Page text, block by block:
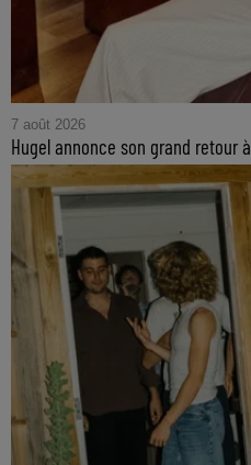
7 août 2026
Hugel annonce son grand retour